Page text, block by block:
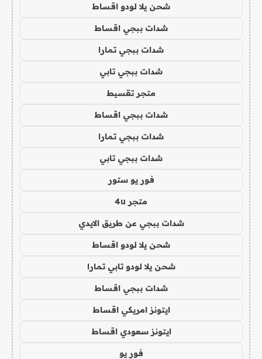
شحن يلا لودو اقساط
شدات ببجي اقساط
شدات ببجي تمارا
شدات ببجي تابي
متجر تقسيط
شدات ببجي اقساط
شدات ببجي تمارا
شدات ببجي تابي
فور يو ستور
متجر 4u
شدات ببجي عن طريق الايدي
شحن يلا لودو اقساط
شحن يلا لودو تابي تمارا
شدات ببجي اقساط
ايتونز امريكي اقساط
ايتونز سعودي اقساط
فور يو